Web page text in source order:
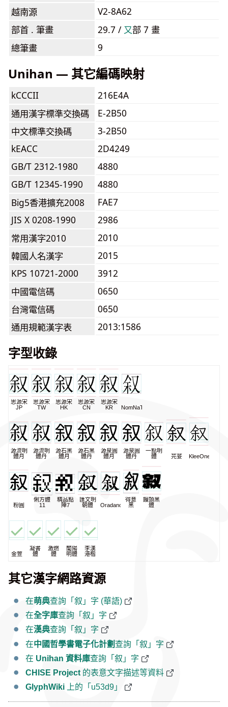
越南源
V2-8A62
部首 . 筆畫
29.7 / ⼜部 7 畫
總筆畫
9
Unihan — 其它編碼映射
kCCCII
216E4A
通用漢字標準交換碼
E-2B50
中文標準交換碼
3-2B50
kEACC
2D4249
GB/T 2312-1980
4880
GB/T 12345-1990
4880
Big5香港擴充2008
FAE7
JIS X 0208-1990
2986
常用漢字2010
2010
韓國人名漢字
2015
KPS 10721-2000
3912
中國電信碼
0650
台灣電信碼
0650
通用規範漢字表
2013:1586
字型收錄
思源宋
JP
思源宋
TW
思源宋
HK
思源宋
CN
思源宋
KR
NomNaTong
源流明
體月
源流明
體丹
源石黑
體月
源石黑
體丹
源泉圓
體月
源泉圓
體丹
一點明
體
芫荽 KleeOne
粉圓
俐方體
11
精品點
陣7
匯文明
朝體
Oradano
得意
黑
饅頭黑
體
金萱
凝書
體
激燃
體
蘭陽
明體
李漢
港楷
其它漢字網路資源
在萌典查詢「叙」字 (華語)
在全字庫查詢「叙」字
在漢典查詢「叙」字
在中國哲學書電子化計劃查詢「叙」字
在 Unihan 資料庫查詢「叙」字
CHISE Project 的表意文字描述等資料
GlyphWiki 上的「u53d9」